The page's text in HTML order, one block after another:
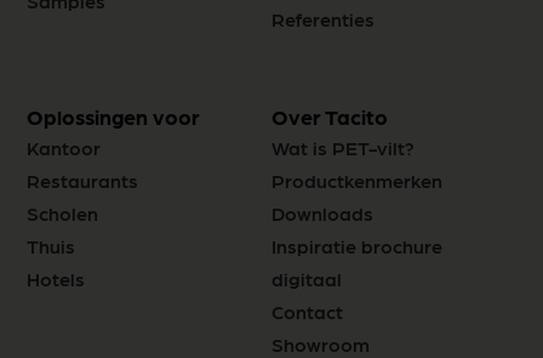
Referenties
Oplossingen voor
Kantoor
Restaurants
Scholen
Thuis
Hotels
Over Tacito
Wat is PET-vilt?
Productkenmerken
Downloads
Inspiratie brochure
digitaal
Contact
Showroom